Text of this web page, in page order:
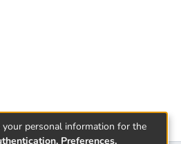
your personal information for the
Preferences,